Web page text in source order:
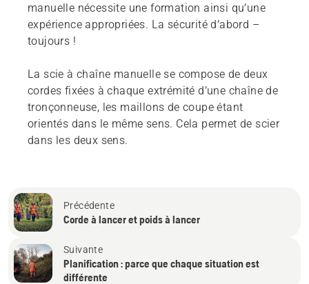
manuelle nécessite une formation ainsi qu’une
expérience appropriées. La sécurité d’abord –
toujours !
La scie à chaîne manuelle se compose de deux
cordes fixées à chaque extrémité d’une chaîne de
tronçonneuse, les maillons de coupe étant
orientés dans le même sens. Cela permet de scier
dans les deux sens.
Précédente
Corde à lancer et poids à lancer
Suivante
Planification : parce que chaque situation est
différente